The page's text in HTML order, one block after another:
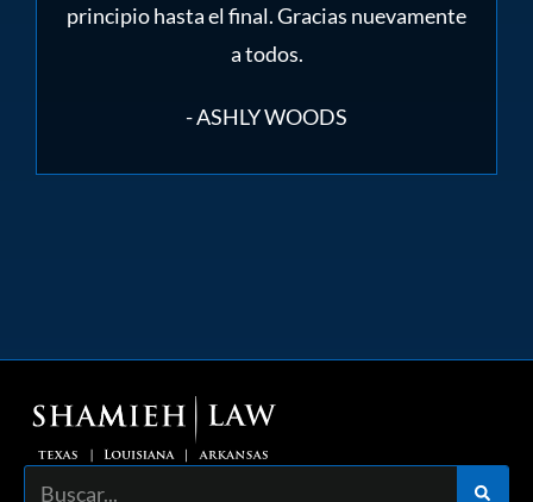
principio hasta el final. Gracias nuevamente
a todos.
- ASHLY WOODS
Buscar